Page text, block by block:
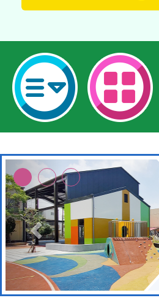
轉知經濟